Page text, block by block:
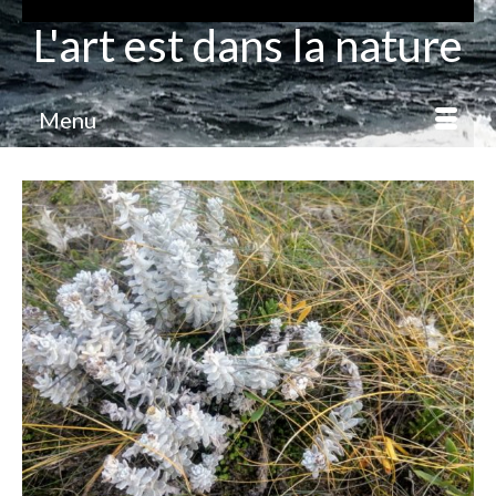
L'art est dans la nature
Menu